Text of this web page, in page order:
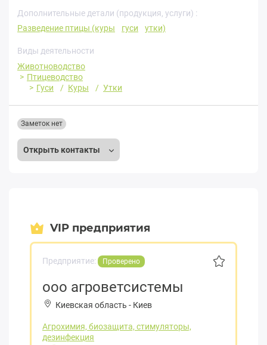
Дополнительные детали (продукция, услуги) :
Разведение птицы (куры
гуси утки)
Виды деятельности
Животноводство
Птицеводство
Гуси
Куры Утки
Открыть контакты
Заметок нет
VIP предприятия
Предприятие: Проверено
ооо агроветсистемы
Киевская область - Киев
Агрохимия, биозащита, стимуляторы,
дезинфекция